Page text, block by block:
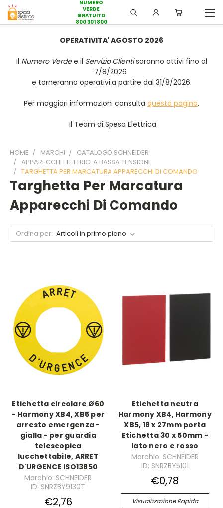
NUMERO
VERDE
GRATUITO
800 301 800
OPERATIVITA' AGOSTO 2026
Il Numero Verdee il Servizio Clientisaranno attivi fino al
7/8/2026
e torneranno operativi a partire dal 31/8/2026.
Per maggiori informazioni consulta questa pagina.
Il Team di Spesa Elettrica
HOME MARCHI
CATALOGO SCHNEIDER
APPARECCHI ELETTRICI A BASSA TENSIONE
TARGHETTA PER MARCATURA APPARECCHI DI COMANDO
Targhetta Per Marcatura
Apparecchi Di Comando
Ordina per:
Etichetta circolare Ø60
- Harmony XB4, XB5 per
arresto emergenza -
gialla - per guardia
telescopica
lucchettabile, ARRET
D'URGENCE ISO13850
Marchio: SCHNEIDER
ID: SNRZBY9130T
€2,76
Etichetta neutra
Harmony XB4, Harmony
XB5, 18 x 27mm porta
Etichetta 30 x 50mm -
lato nero e rosso
Marchio: SCHNEIDER
ID: SNRZBY5101
€0,78
Visualizzazione Rapida